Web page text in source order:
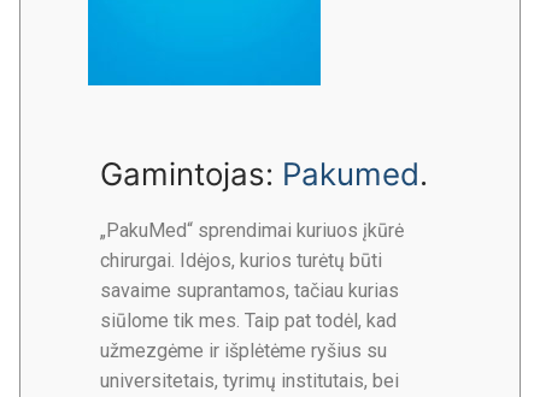
Gamintojas: Pakumed.
„PakuMed“ sprendimai kuriuos įkūrė
chirurgai. Idėjos, kurios turėtų būti
savaime suprantamos, tačiau kurias
siūlome tik mes. Taip pat todėl, kad
užmezgėme ir išplėtėme ryšius su
universitetais, tyrimų institutais, bei